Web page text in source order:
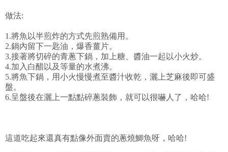
做法:
1.將魚以半煎炸的方式先煎熟備用。
2.鍋內留下一匙油，爆香薑片。
3.接著將切碎的青蔥下鍋，加上糖、醬油一起以小火炒。
4.加入白醋以及等量的水煮沸。
5.將魚下鍋，用小火慢慢煮至醬汁收乾，灑上芝麻後即可盛
盤。
6.呈盤後在灑上一點點碎蔥裝飾，就可以很嚇人了，哈哈!
這道吃起來還真有點像外面賣的蔥燒鯽魚呀，哈哈!